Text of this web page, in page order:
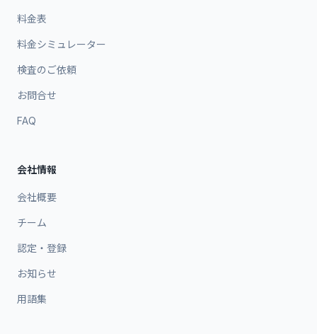
料金表
料金シミュレーター
検査のご依頼
お問合せ
FAQ
会社情報
会社概要
チーム
認定・登録
お知らせ
用語集